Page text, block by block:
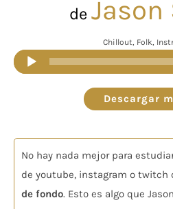
de Jason
Chillout, Folk,
de
Descargar
No hay nada mejor para
de youtube, instagram o twitch
de fondo. Esto es algo que